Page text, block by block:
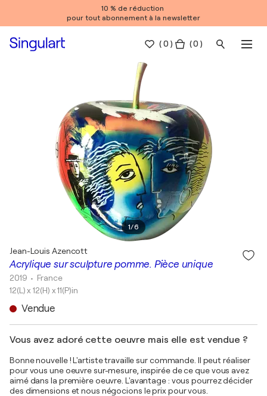
10 % de réduction
pour tout abonnement à la newsletter
(0 ) ( 0 )
1/6
Acrylique sur sculpture pomme. Pièce unique
Jean-Louis Azencott
2019 • France
12(L) x 12(H) x 11(P)in
Vendue
Vous avez adoré cette oeuvre mais elle est vendue ?
Bonne nouvelle ! L'artiste travaille sur commande. Il peut réaliser
pour vous une oeuvre sur-mesure, inspirée de ce que vous avez
aimé dans la première oeuvre. L'avantage : vous pourrez décider
des dimensions et nous négocions le prix pour vous.